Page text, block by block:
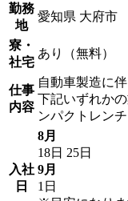
勤務
地
愛知県 大府市
寮・
社宅
あり（無料）
仕事
内容
自動車製造に
下記いずれか
ンパクトレン
入社
日
8月
18日 25日
9月
1日